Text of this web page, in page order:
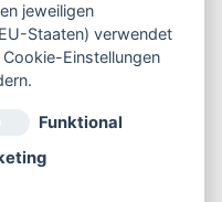
jeweiligen
Staaten) verwendet
Einstellungen
Funktional